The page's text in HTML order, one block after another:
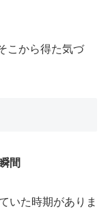
こから得た気づ
間
いた時期がありま